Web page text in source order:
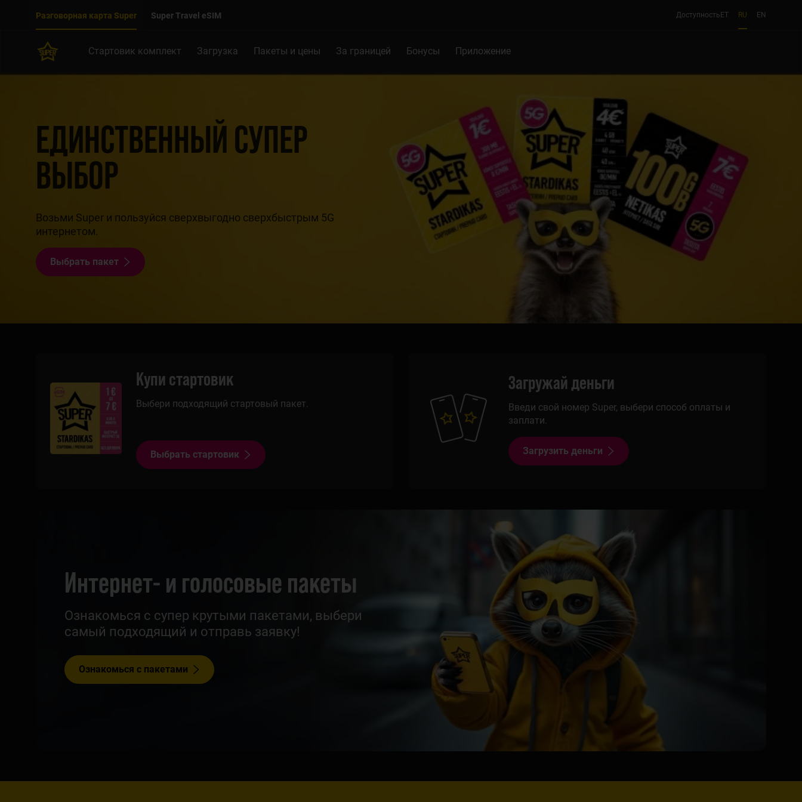
Разговорная карта Super Super Travel eSIM Доступность ET RU EN
Стартовик комплект Загрузка Пакеты и цены За границей Бонусы Приложение
ЕДИНСТВЕННЫЙ СУПЕР
ВЫБОР
Возьми Super и пользуйся сверхвыгодно сверхбыстрым 5G
интернетом.
Выбрать пакет
Купи стартовик
Выбери подходящий стартовый пакет.
Выбрать стартовик
Загружай деньги
Введи свой номер Super, выбери способ оплаты и
заплати.
Загрузить деньги
Интернет- и голосовые пакеты
Ознакомься с супер крутыми пакетами, выбери
самый подходящий и отправь заявку!
Ознакомься с пакетами